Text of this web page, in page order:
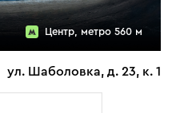
Центр, метро 560 м
ул. Шаболовка, д. 23, к. 1